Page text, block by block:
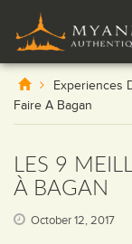
Experiences
Faire A Bagan
LES 9
À BAGAN
October 12, 2017